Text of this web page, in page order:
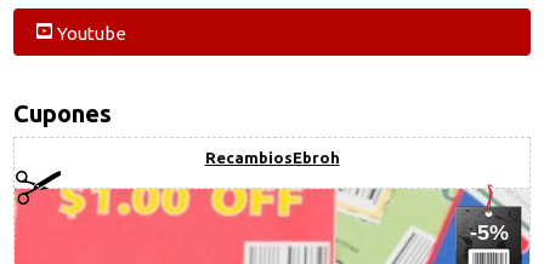
Youtube
Cupones
RecambiosEbroh
-5%